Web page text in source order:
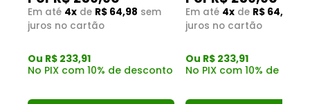
Em até 4x de R$ 64,98 sem
juros no cartão
Ou R$ 233,91
No PIX com 10% de desconto
Em até 4x de R$ 64,98
juros no cartão
Ou R$ 233,91
No PIX com 10% de